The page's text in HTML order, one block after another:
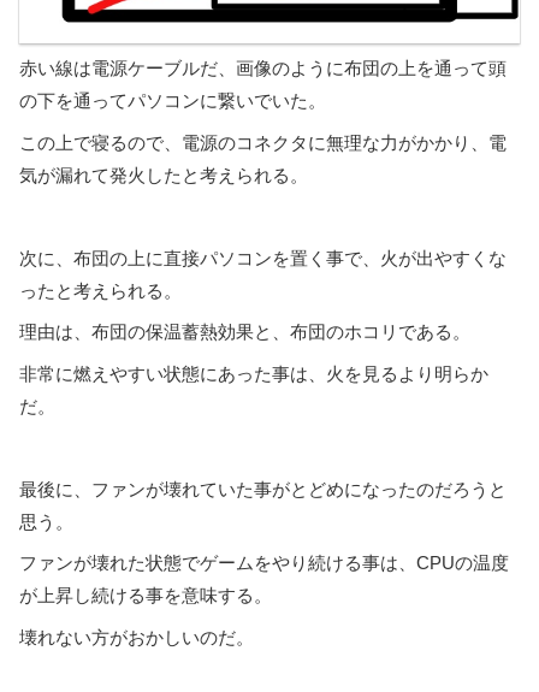
赤い線は電源ケーブルだ、画像のように布団の上を通って頭
の下を通ってパソコンに繋いでいた。
この上で寝るので、電源のコネクタに無理な力がかかり、電
気が漏れて発火したと考えられる。
次に、布団の上に直接パソコンを置く事で、火が出やすくな
ったと考えられる。
理由は、布団の保温蓄熱効果と、布団のホコリである。
非常に燃えやすい状態にあった事は、火を見るより明らか
だ。
最後に、ファンが壊れていた事がとどめになったのだろうと
思う。
ファンが壊れた状態でゲームをやり続ける事は、CPUの温度
が上昇し続ける事を意味する。
壊れない方がおかしいのだ。